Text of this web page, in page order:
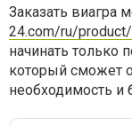
Заказать виагра
24.com/ru/
начинать только
который сможет
необходимость и